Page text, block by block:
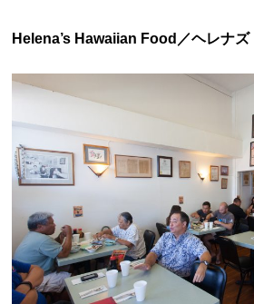
Helena’s Hawaiian Food／ヘレナ